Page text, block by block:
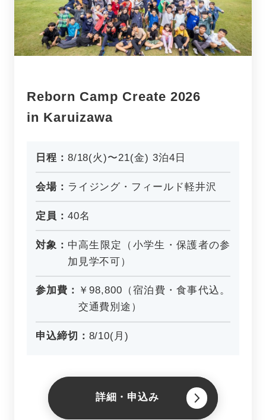
Reborn Camp Create 2026
in Karuizawa
日程： 8/18(火)〜21(金) 3泊4日
会場： ライジング・フィールド軽井沢
定員： 40名
対象： 中高生限定（小学生・保護者の参
加見学不可）
参加費： ￥98,800（宿泊費・食事代込。
交通費別途）
申込締切： 8/10(月)
詳細・申込み